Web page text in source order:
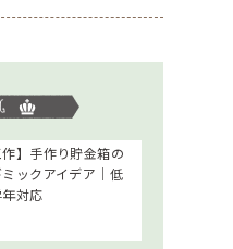
作】手作り貯金箱の
ックアイデア｜低
対応